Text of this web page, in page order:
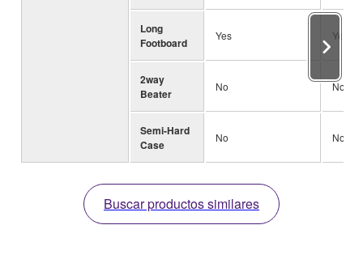
Long
Footboard
Yes Yes
2way
Beater
No No
Semi-Hard
Case
No No
Buscar productos similares